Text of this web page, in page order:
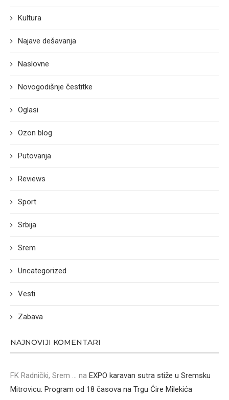
Kultura
Najave dešavanja
Naslovne
Novogodišnje čestitke
Oglasi
Ozon blog
Putovanja
Reviews
Sport
Srbija
Srem
Uncategorized
Vesti
Zabava
NAJNOVIJI KOMENTARI
FK Radnički, Srem ... na EXPO karavan sutra stiže u Sremsku
Mitrovicu: Program od 18 časova na Trgu Ćire Milekića